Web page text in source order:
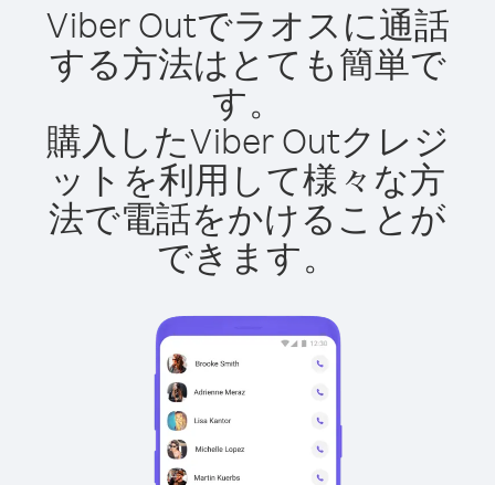
Viber Outでラオスに通話
する方法はとても簡単で
す。
購入したViber Outクレジ
ットを利用して様々な方
法で電話をかけることが
できます。